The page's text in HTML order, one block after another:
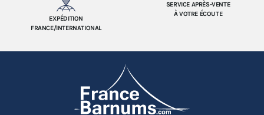
EXPÉDITION
FRANCE/INTERNATIONAL
SERVICE APRÈS-VENTE
À VOTRE ÉCOUTE